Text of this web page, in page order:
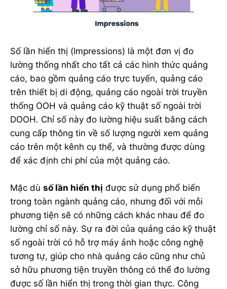
Số lần hiển thị (Impressions) là một đơn vị đo
lường thống nhất cho tất cả các hình thức quảng
cáo, bao gồm quảng cáo trực tuyến, quảng cáo
trên thiết bị di động, quảng cáo ngoài trời truyền
thống OOH và quảng cáo kỹ thuật số ngoài trời
DOOH. Chỉ số này đo lường hiệu suất bằng cách
cung cấp thông tin về số lượng người xem quảng
cáo trên một kênh cụ thể, và thường được dùng
để xác định chi phí của một quảng cáo.
Mặc dù số lần hiển thị được sử dụng phổ biến
trong toàn ngành quảng cáo, nhưng đối với mỗi
phương tiện sẽ có những cách khác nhau để đo
lường chỉ số này. Sự ra đời của quảng cáo kỹ thuật
số ngoài trời có hỗ trợ máy ảnh hoặc công nghệ
tương tự, giúp cho nhà quảng cáo cũng như chủ
sở hữu phương tiện truyền thông có thể đo lường
được số lần hiển thị trong thời gian thực. Công